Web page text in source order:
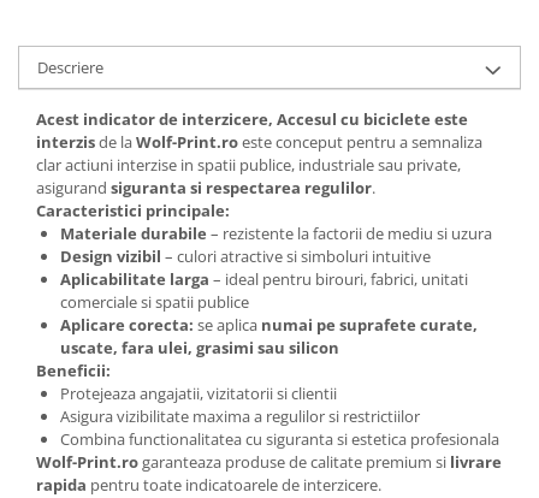
Descriere
Acest indicator de interzicere, Accesul cu biciclete este
interzisde laWolf-Print.roeste conceput pentru a semnaliza
clar actiuni interzise in spatii publice, industriale sau private,
asigurand siguranta si respectarea regulilor.
Caracteristici principale:
Materiale durabile – rezistente la factorii de mediu si uzura
Design vizibil – culori atractive si simboluri intuitive
Aplicabilitate larga – ideal pentru birouri, fabrici, unitati
comerciale si spatii publice
Aplicare corecta: se aplica numai pe suprafete curate,
uscate, fara ulei, grasimi sau silicon
Beneficii:
Protejeaza angajatii, vizitatorii si clientii
Asigura vizibilitate maxima a regulilor si restrictiilor
Combina functionalitatea cu siguranta si estetica profesionala
Wolf-Print.rogaranteaza produse de calitate premium si livrare
rapida pentru toate indicatoarele de interzicere.